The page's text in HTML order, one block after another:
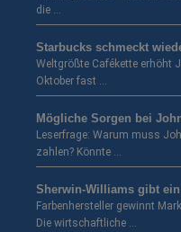
die …
Starbucks schmeckt
Weltgrößte Cafékette erhöht
Oktober fast …
Mögliche Sorgen bei
Leserfrage: Warum muss
zahlen? Könnte …
Sherwin-Williams gibt
Farbenhersteller gewinnt
Die wirtschaftliche …